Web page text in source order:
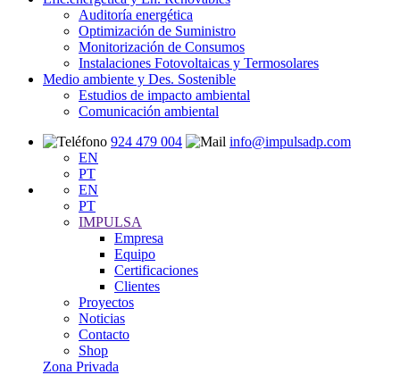
Auditoría energética
Optimización de Suministro
Monitorización de Consumos
Instalaciones Fotovoltaicas y Termosolares
Medio ambiente y Des. Sostenible
Estudios de impacto ambiental
Comunicación ambiental
924 479 004
info@impulsadp.com
EN
PT
EN
PT
IMPULSA
Empresa
Equipo
Certificaciones
Clientes
Proyectos
Noticias
Contacto
Shop
Zona Privada